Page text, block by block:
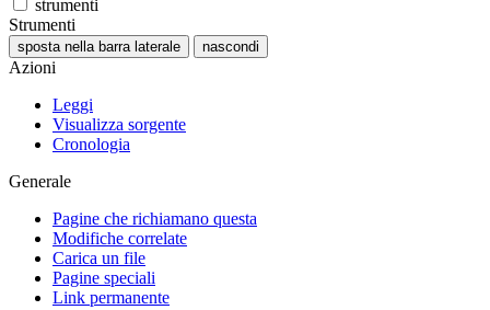
strumenti
Strumenti
sposta nella barra laterale nascondi
Azioni
Leggi
Visualizza sorgente
Cronologia
Generale
Pagine che richiamano questa
Modifiche correlate
Carica un file
Pagine speciali
Link permanente